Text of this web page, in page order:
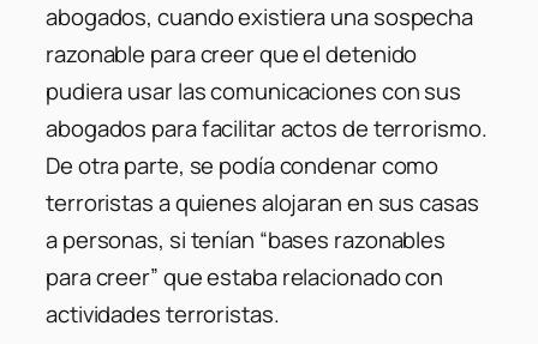
abogados, cuando existiera una sospecha
razonable para creer que el detenido
pudiera usar las comunicaciones con sus
abogados para facilitar actos de terrorismo.
De otra parte, se podía condenar como
terroristas a quienes alojaran en sus casas
a personas, si tenían “bases razonables
para creer” que estaba relacionado con
actividades terroristas.